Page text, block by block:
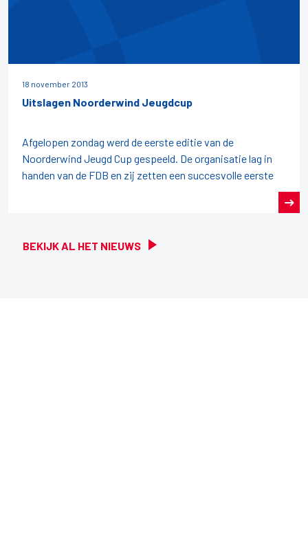
BEKIJK AL HET NIEUWS
18 november 2013
Uitslagen Noorderwind Jeugdcup
Afgelopen zondag werd de eerste editie van de
Noorderwind Jeugd Cup gespeeld. De organisatie lag in
handen van de FDB en zij zetten een succesvolle eerste